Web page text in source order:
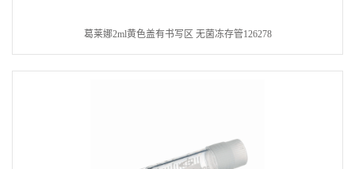
葛莱娜2ml黄色盖有书写区 无菌冻存管126278